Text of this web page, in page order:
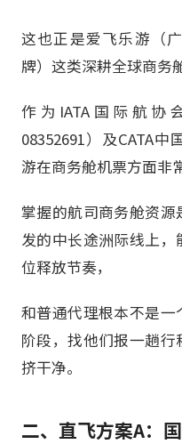
这也正是爱飞乐游（
牌）这类深耕全球商务
作为IATA国际航协
08352691）及CATA
游在商务舱机票方面非
掌握的航司商务舱资
发的中长途洲际线上
位释放节奏，
和普通代理根本不是
阶段，找他们报一趟
挤干净。
二、直飞方案A：